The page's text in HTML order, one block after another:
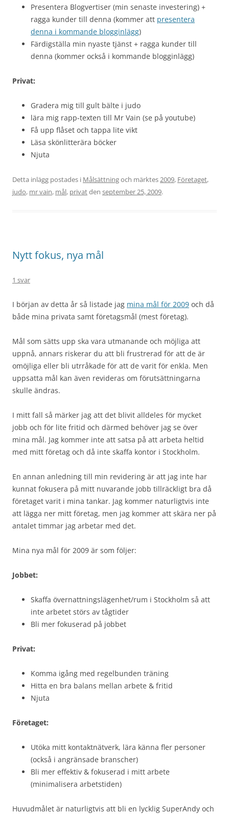
Presentera Blogvertiser (min senaste investering) +
ragga kunder till denna (kommer att presentera
denna i kommande blogginlägg)
Färdigställa min nyaste tjänst + ragga kunder till
denna (kommer också i kommande blogginlägg)
Privat:
Gradera mig till gult bälte i judo
lära mig rapp-texten till Mr Vain (se på youtube)
Få upp flåset och tappa lite vikt
Läsa skönlitterära böcker
Njuta
Detta inlägg postades i Målsättningoch märktes2009, Företaget,
judo, mr vain, mål, privatden september 25, 2009.
Nytt fokus, nya mål
1 svar
I början av detta år så listade jag mina mål för 2009 och då
både mina privata samt företagsmål (mest företag).
Mål som sätts upp ska vara utmanande och möjliga att
uppnå, annars riskerar du att bli frustrerad för att de är
omöjliga eller bli utrråkade för att de varit för enkla. Men
uppsatta mål kan även revideras om förutsättningarna
skulle ändras.
I mitt fall så märker jag att det blivit alldeles för mycket
jobb och för lite fritid och därmed behöver jag se över
mina mål. Jag kommer inte att satsa på att arbeta heltid
med mitt företag och då inte skaffa kontor i Stockholm.
En annan anledning till min revidering är att jag inte har
kunnat fokusera på mitt nuvarande jobb tillräckligt bra då
företaget varit i mina tankar. Jag kommer naturligtvis inte
att lägga ner mitt företag, men jag kommer att skära ner på
antalet timmar jag arbetar med det.
Mina nya mål för 2009 är som följer:
Jobbet:
Skaffa övernattningslägenhet/rum i Stockholm så att
inte arbetet störs av tågtider
Bli mer fokuserad på jobbet
Privat:
Komma igång med regelbunden träning
Hitta en bra balans mellan arbete & fritid
Njuta
Företaget:
Utöka mitt kontaktnätverk, lära känna fler personer
(också i angränsade branscher)
Bli mer effektiv & fokuserad i mitt arbete
(minimalisera arbetstiden)
Huvudmålet är naturligtvis att bli en lycklig SuperAndy och